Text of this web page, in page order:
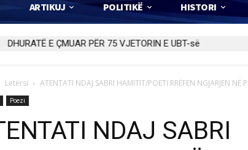
ARTIKUJ POLITIKË HISTORI
DHURATË E ÇMUAR PËR 75 VJETORIN E UBT-së
Letërsi ATENTATI NDAJ SABRI HAMITIT/POETI RRËFEN NGJARJEN NË
Poezi
NDAJ SABRI